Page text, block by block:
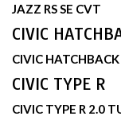
JAZZ RS SE CVT
CIVIC
CIVIC HATCHBACK
CIVIC TYPE R
CIVIC TYPE R 2.0